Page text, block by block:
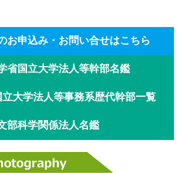
お申込み・お問い合せはこちら
省国立大学法人等幹部名鑑
大学法人等事務系歴代幹部一覧
部科学関係法人名鑑